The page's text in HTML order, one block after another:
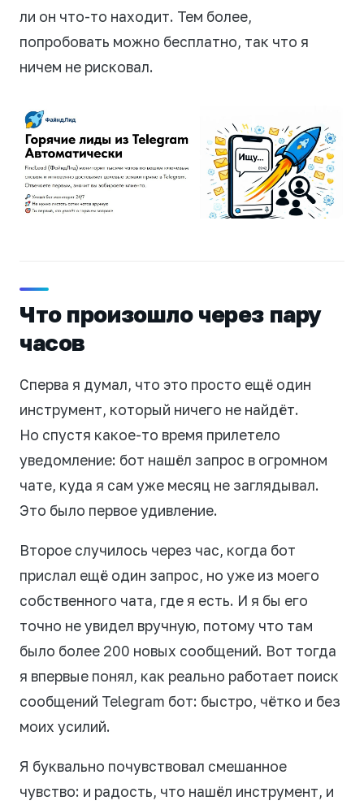
ли он что-то находит. Тем более,
попробовать можно бесплатно, так что я
ничем не рисковал.
Что произошло через пару
часов
Сперва я думал, что это просто ещё один
инструмент, который ничего не найдёт.
Но спустя какое-то время прилетело
уведомление: бот нашёл запрос в огромном
чате, куда я сам уже месяц не заглядывал.
Это было первое удивление.
Второе случилось через час, когда бот
прислал ещё один запрос, но уже из моего
собственного чата, где я есть. И я бы его
точно не увидел вручную, потому что там
было более 200 новых сообщений. Вот тогда
я впервые понял, как реально работает поиск
сообщений Telegram бот: быстро, чётко и без
моих усилий.
Я буквально почувствовал смешанное
чувство: и радость, что нашёл инструмент, и